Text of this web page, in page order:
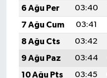
6 Ağu Per
03:40
7 Ağu Cum
03:41
8 Ağu Cts
03:42
9 Ağu Paz
03:44
10 Ağu Pts
03:45